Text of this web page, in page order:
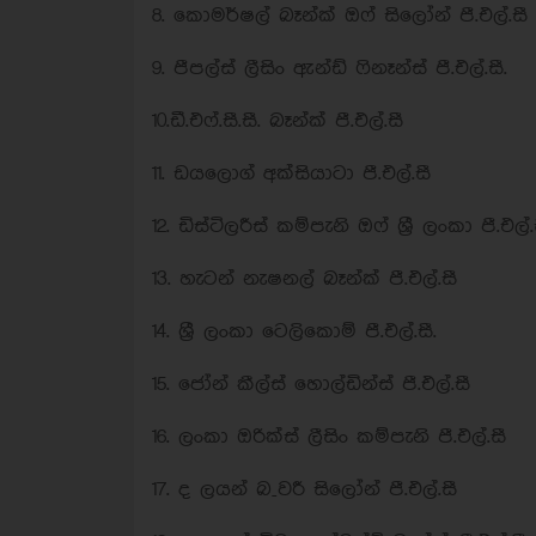
8. කොමර්ෂල් බෑන්ක් ඔෆ් සිලෝන් පී.එල්.සී
9. පීපල්ස් ලීසිං ඇන්ඩ් ෆිනෑන්ස් පී.එල්.සී.
10.ඩී.එෆ්.සී.සී. බෑන්ක් පී.එල්.සී
11. ඩයලොග් අක්සියාටා පී.එල්.සී
12. ඩිස්ටිලරීස් කම්පැනි ඔෆ් ශ්‍රී ලංකා
13. හැටන් නැෂනල් බෑන්ක් පී.එල්.සී
14. ශ්‍රී ලංකා ටෙලිකොම් පී.එල්.සී.
15. ජෝන් කීල්ස් හොල්ඩින්ස් පී.එල්.සී
16. ලංකා ඔරික්ස් ලීසිං කම්පැනි පී.එල්.සී
17. ද ලයන් බ_වරී සිලෝන් පී.එල්.සී